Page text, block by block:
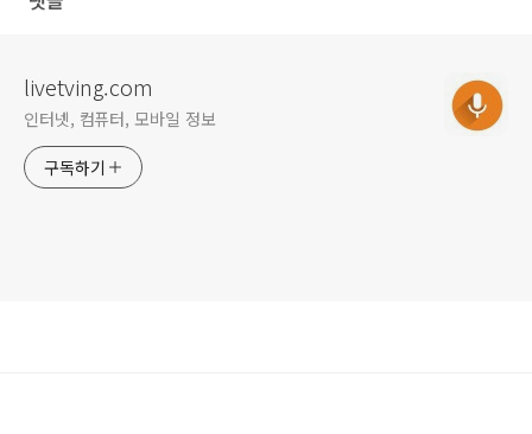
livetving.com
인터넷, 컴퓨터, 모바일 정보
구독하기